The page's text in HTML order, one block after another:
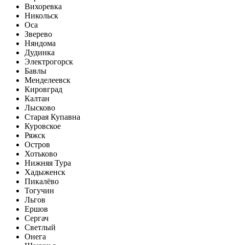
Вихоревка
Никольск
Оса
Зверево
Няндома
Дудинка
Электрогорск
Бавлы
Менделеевск
Кировград
Калтан
Лысково
Старая Купавна
Куровское
Ряжск
Остров
Хотьково
Нижняя Тура
Хадыженск
Пикалёво
Тогучин
Льгов
Ершов
Сергач
Светлый
Онега